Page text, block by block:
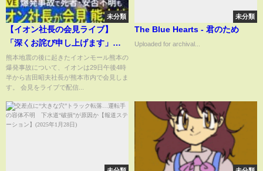
未分類
【イオン社長の会見ライブ】
「深くお詫び申し上げます」イ
オンモール熊本の爆発事故 “安否
不明4人の捜索と救出に全力を尽
くす” イオン吉田昭夫社長が会見
DIG
熊本地震の後に起きたイオンモール熊本の
爆発事故について、イオンは29日午後4時
半から吉田昭夫社長が熊本市内で会見しま
す。 会見をライブで配信...
未分類
The Blue Hearts - 君のため
Uploaded for archival...